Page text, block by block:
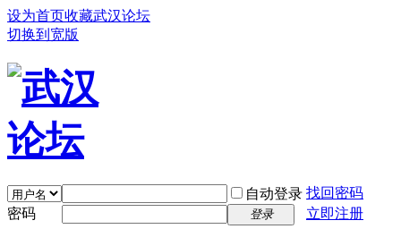
设为首页收藏武汉论坛
切换到宽版
自动登录 找回密码
密码
登录 立即注册